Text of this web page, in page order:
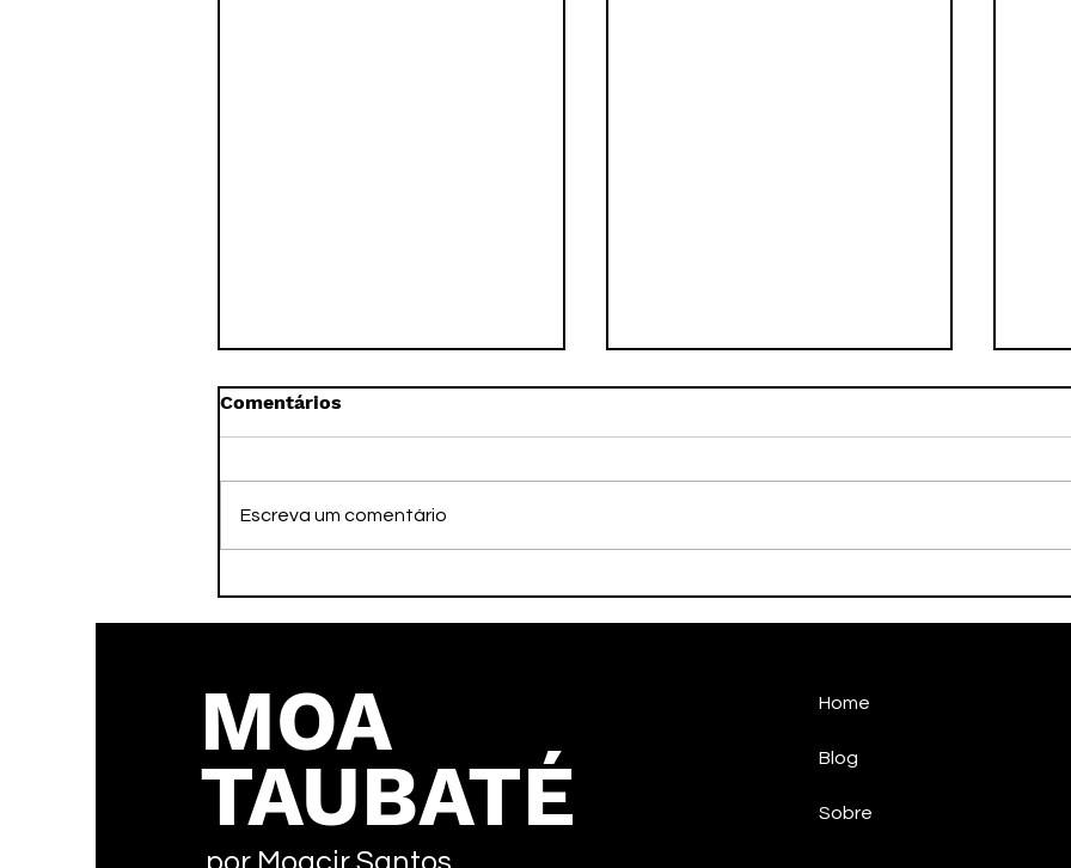
Comentários
Escreva um comentário
MOA
TAUBATÉ
Home
Blog
Sobre